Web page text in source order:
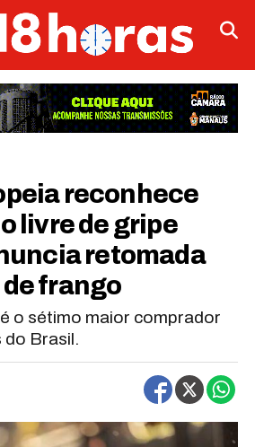
reconhece
livre de gripe
retomada
frango
o sétimo maior comprador
do Brasil.